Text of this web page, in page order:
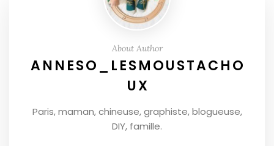
About Author
ANNESO_LESMOUSTACHO
UX
Paris, maman, chineuse, graphiste, blogueuse,
DIY, famille.